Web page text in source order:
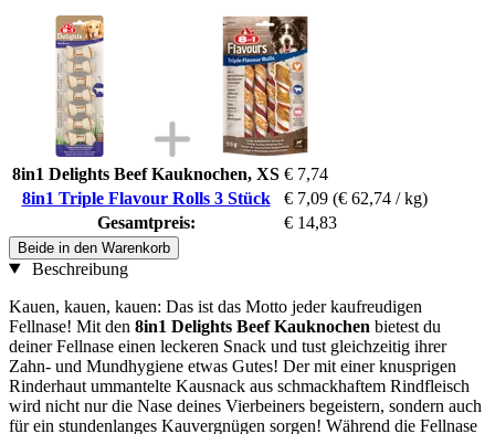
8in1 Delights Beef Kauknochen, XS € 7,74
8in1 Triple Flavour Rolls 3 Stück
€ 7,09 (€ 62,74 / kg)
Gesamtpreis:
€ 14,83
Beide in den Warenkorb
Beschreibung
Kauen, kauen, kauen: Das ist das Motto jeder kaufreudigen
Fellnase! Mit den 8in1 Delights Beef Kauknochen bietest du
deiner Fellnase einen leckeren Snack und tust gleichzeitig ihrer
Zahn- und Mundhygiene etwas Gutes! Der mit einer knusprigen
Rinderhaut ummantelte Kausnack aus schmackhaftem Rindfleisch
wird nicht nur die Nase deines Vierbeiners begeistern, sondern auch
für ein stundenlanges Kauvergnügen sorgen! Während die Fellnase